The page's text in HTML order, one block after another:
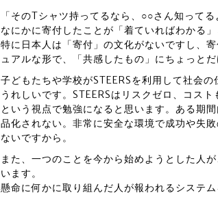
「そのTシャツ持ってるなら、○○さん知って
なにかに寄付したことが「着ていればわかる
特に日本人は「寄付」の文化がないですし、
ュアルな形で、「共感したもの」にちょっと
子どもたちや学校がSTEERSを利用して社会
うれしいです。STEERSはリスクゼロ、コス
という視点で勉強になると思います。ある期
品化されない。非常に安全な環境で成功や失
ないですから。
また、一つのことを今から始めようとした人
います。
懸命に何かに取り組んだ人が報われるシステ